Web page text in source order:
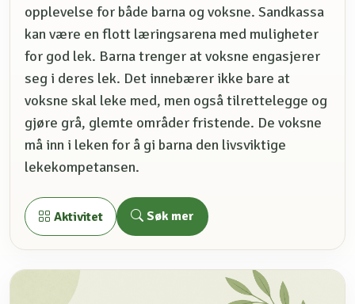
opplevelse for både barna og voksne. Sandkassa
kan være en flott læringsarena med muligheter
for god lek. Barna trenger at voksne engasjerer
seg i deres lek. Det innebærer ikke bare at
voksne skal leke med, men også tilrettelegge og
gjøre grå, glemte områder fristende. De voksne
må inn i leken for å gi barna den livsviktige
lekekompetansen.
Aktivitet Søk mer